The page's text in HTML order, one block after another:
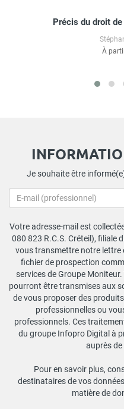
Précis du droit
À
Je souhaite être
Votre adresse-mail est
080 823 R.C.S. Créteil), filiale
vous transmettre notre lettre
fichier de prospection
services de Groupe
pourront être transmises aux
de vous proposer des
professionnelles ou
professionnels. Ces
du groupe Infopro Digital à
auprès
Pour en savoir plus,
destinataires de vos
matière de